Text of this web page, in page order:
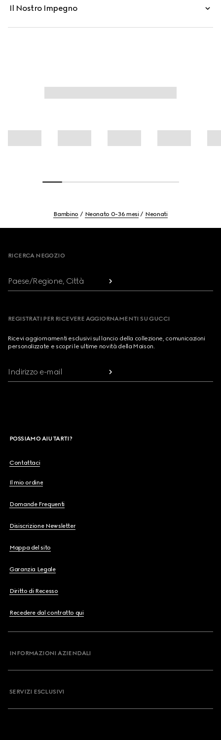
Il Nostro Impegno
Bambino Neonato 0-36 mesi Neonati
RICERCA NEGOZIO
Paese/Regione, Città
REGISTRATI PER RICEVERE AGGIORNAMENTI SU GUCCI
Ricevi aggiornamenti esclusivi sul lancio della collezione, comunicazioni
personalizzate e scopri le ultime novità della Maison.
Indirizzo e-mail
POSSIAMO AIUTARTI?
Contattaci
Il mio ordine
Domande Frequenti
Disiscrizione Newsletter
Mappa del sito
Garanzia Legale
Diritto di Recesso
Recedere dal contratto qui
INFORMAZIONI AZIENDALI
SERVIZI ESCLUSIVI